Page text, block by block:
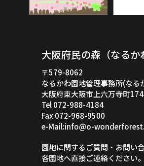
大阪府民の森（なるか
〒579-8062
なるかわ園地管理事務所(なる
大阪府東大阪市上六万寺町
Tel 072-988-4184
Fax 072-968-9500
e-Mail:info@o-
園地に関するご質問・お問い合
各園地へ直接ご連絡ください。